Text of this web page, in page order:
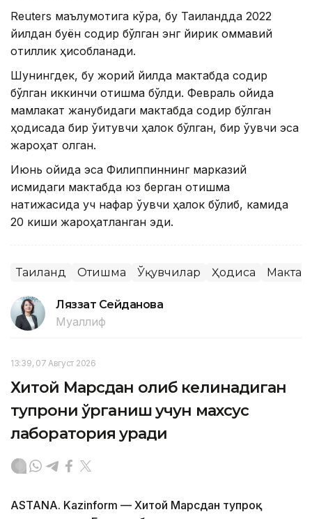
Reuters маълумотига кўра, бу Таиландда 2022
йилдан буён содир бўлган энг йирик оммавий
қотиллик ҳисобланади.
Шунингдек, бу жорий йилда мактабда содир
бўлган иккинчи отишма бўлди. Февраль ойида
мамлакат жанубидаги мактабда содир бўлган
ҳодисада бир ўқитувчи ҳалок бўлган, бир ўқувчи эса
жароҳат олган.
Июнь ойида эса Филиппиннинг марказий
қисмидаги мактабда юз берган отишма
натижасида уч нафар ўқувчи ҳалок бўлиб, камида
20 киши жароҳатланган эди.
Таиланд Отишма Ўқувчилар Ҳодиса
Ляззат Сейданова
Муаллиф
13:39, 07 Август 2026
Хитой Марсдан олиб келинадиган
тупроқни ўрганиш учун махсус
лаборатория қуради
ASTANA. Kazinform — Хитой Марсдан тупроқ